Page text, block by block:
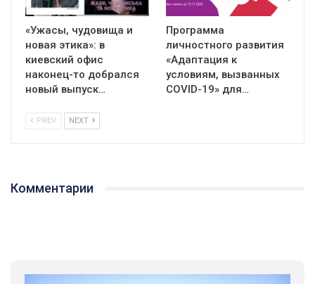
«Ужасы, чудовища и
новая этика»: в
киевский офис
наконец-то добрался
новый выпуск…
Программа
личностного развития
«Адаптация к
условиям, вызванных
СOVID-19» для…
PREV NEXT
Комментарии